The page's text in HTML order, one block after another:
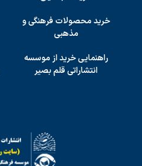
خرید محصولات فرهنگی و
مذهبی
راهنمایی خرید از موسسه
انتشاراتی قلم بصیر